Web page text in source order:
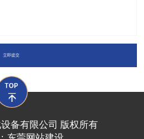
立即提交
备有限公司 版权所有